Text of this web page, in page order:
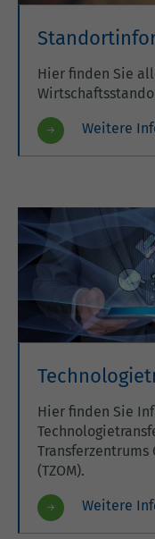
Hier finden Sie
Weitere
Hier finden Sie
(TZOM).
Weitere